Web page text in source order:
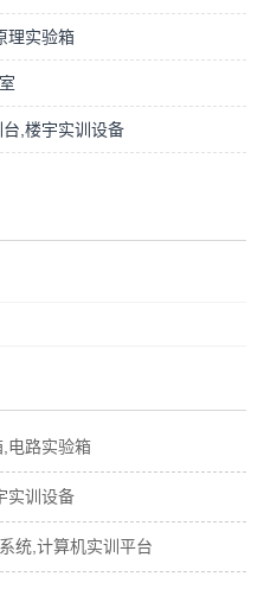
理实验箱
,楼宇实训设备
电路实验箱
实训设备
统,计算机实训平台